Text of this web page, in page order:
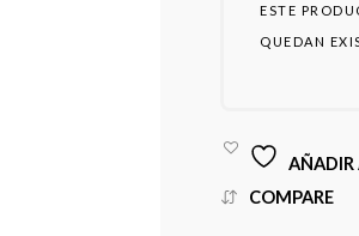
ESTE
QUEDAN
AÑADIR
COMPARE